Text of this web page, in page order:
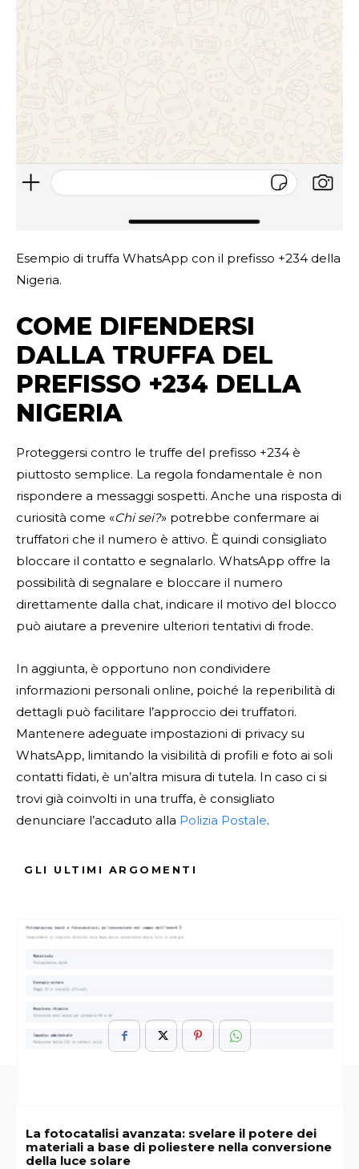
Esempio di truffa WhatsApp con il prefisso +234 della
Nigeria.
COME DIFENDERSI
DALLA TRUFFA DEL
PREFISSO +234 DELLA
NIGERIA
Proteggersi contro le truffe del prefisso +234 è
piuttosto semplice. La regola fondamentale è non
rispondere a messaggi sospetti. Anche una risposta di
curiosità come «Chi sei?» potrebbe confermare ai
truffatori che il numero è attivo. È quindi consigliato
bloccare il contatto e segnalarlo. WhatsApp offre la
possibilità di segnalare e bloccare il numero
direttamente dalla chat, indicare il motivo del blocco
può aiutare a prevenire ulteriori tentativi di frode.
In aggiunta, è opportuno non condividere
informazioni personali online, poiché la reperibilità di
dettagli può facilitare l’approccio dei truffatori.
Mantenere adeguate impostazioni di privacy su
WhatsApp, limitando la visibilità di profili e foto ai soli
contatti fidati, è un’altra misura di tutela. In caso ci si
trovi già coinvolti in una truffa, è consigliato
denunciare l’accaduto alla Polizia Postale.
Fonte Verificata
ARGOMENTI :
Messaggi
GLI ULTIMI ARGOMENTI
La fotocatalisi avanzata: svelare il potere dei
materiali a base di poliestere nella conversione
della luce solare